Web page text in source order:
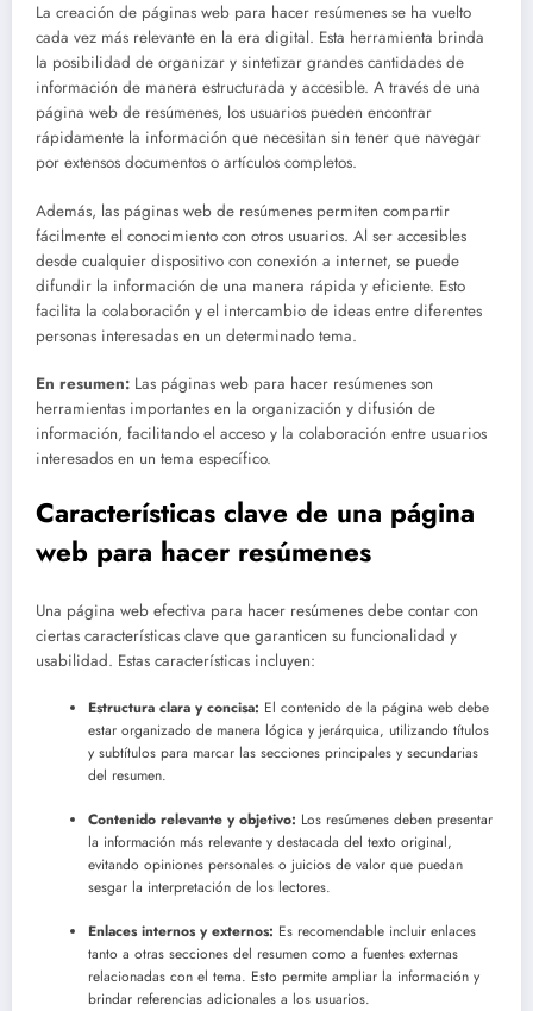
La creación de páginas web para hacer resúmenes se ha vuelto
cada vez más relevante en la era digital. Esta herramienta brinda
la posibilidad de organizar y sintetizar grandes cantidades de
información de manera estructurada y accesible. A través de una
página web de resúmenes, los usuarios pueden encontrar
rápidamente la información que necesitan sin tener que navegar
por extensos documentos o artículos completos.
Además, las páginas web de resúmenes permiten compartir
fácilmente el conocimiento con otros usuarios. Al ser accesibles
desde cualquier dispositivo con conexión a internet, se puede
difundir la información de una manera rápida y eficiente. Esto
facilita la colaboración y el intercambio de ideas entre diferentes
personas interesadas en un determinado tema.
En resumen: Las páginas web para hacer resúmenes son
herramientas importantes en la organización y difusión de
información, facilitando el acceso y la colaboración entre usuarios
interesados en un tema específico.
Características clave de una página
web para hacer resúmenes
Una página web efectiva para hacer resúmenes debe contar con
ciertas características clave que garanticen su funcionalidad y
usabilidad. Estas características incluyen:
Estructura clara y concisa: El contenido de la página web debe
estar organizado de manera lógica y jerárquica, utilizando títulos
y subtítulos para marcar las secciones principales y secundarias
del resumen.
Contenido relevante y objetivo: Los resúmenes deben presentar
la información más relevante y destacada del texto original,
evitando opiniones personales o juicios de valor que puedan
sesgar la interpretación de los lectores.
Enlaces internos y externos: Es recomendable incluir enlaces
tanto a otras secciones del resumen como a fuentes externas
relacionadas con el tema. Esto permite ampliar la información y
brindar referencias adicionales a los usuarios.